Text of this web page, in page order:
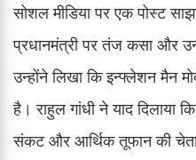
सोशल मीडिया पर एक पोस्ट
प्रधानमंत्री पर तंज कसा और
उन्होंने लिखा कि इन्फ्लेशन मैन
है। राहुल गांधी ने याद दिलाया
संकट और आर्थिक तूफान की